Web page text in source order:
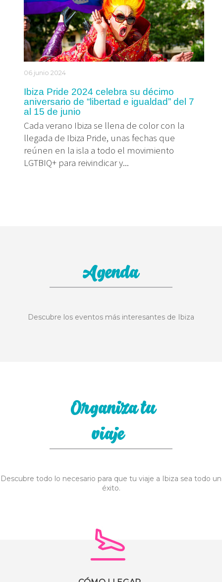
06 junio 2024
Ibiza Pride 2024 celebra su décimo
aniversario de “libertad e igualdad” del 7
al 15 de junio
Cada verano Ibiza se llena de color con la
llegada de Ibiza Pride, unas fechas que
reúnen en la isla a todo el movimiento
LGTBIQ+ para reivindicar y...
Agenda
Descubre los eventos más interesantes de Ibiza
Organiza tu
viaje
Descubre todo lo necesario para que tu viaje a Ibiza sea todo un
éxito.